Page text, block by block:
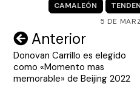
CAMALEÓN
5 DE
Navegación
de
entradas
Anterior
Donovan Carrillo es elegido
como «Momento mas
memorable» de Beijing 2022